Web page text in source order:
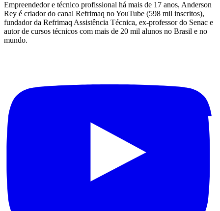
Empreendedor e técnico profissional há mais de 17 anos, Anderson
Rey é criador do canal Refrimaq no YouTube (598 mil inscritos),
fundador da Refrimaq Assistência Técnica, ex-professor do Senac e
autor de cursos técnicos com mais de 20 mil alunos no Brasil e no
mundo.